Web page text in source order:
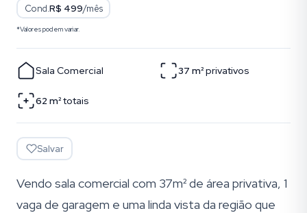
Cond.R$ 499/mês
*Valores podem variar.
Sala Comercial 37 m²privativos
62 m²totais
Salvar
Vendo sala comercial com 37m² de área privativa, 1
vaga de garagem e uma linda vista da região que